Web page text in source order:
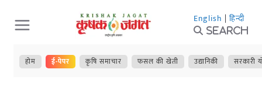
Skip
to
content
English | हिन्दी
Search
होम ई-पेपर कृषि समाचार फसल की खेती उद्यानिकी सरकारी